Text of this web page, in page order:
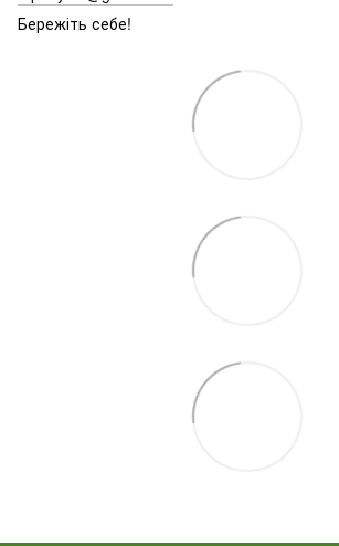
Бережіть себе!